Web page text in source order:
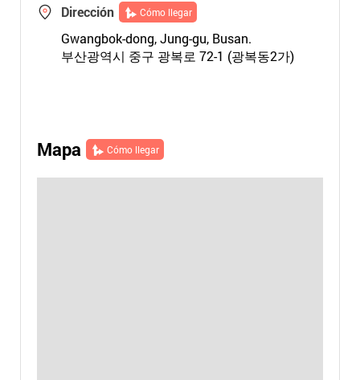
Dirección Cómo llegar
Gwangbok-dong, Jung-gu, Busan.
부산광역시 중구 광복로 72-1 (광복동2가)
Mapa Cómo llegar